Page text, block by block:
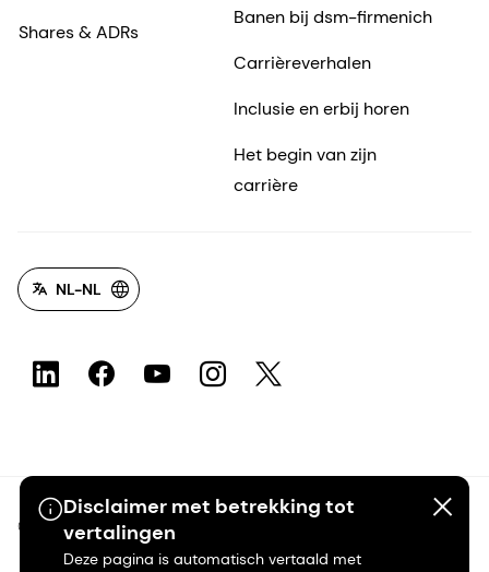
Disclaimer met betrekking tot
vertalingen
Deze pagina is automatisch vertaald met
Shares & ADRs
Banen bij dsm-firmenich
Carrièreverhalen
Inclusie en erbij horen
Het begin van zijn
carrière
NL-NL
©2026 dsm-firmenich. Alle rechten voorbehouden.